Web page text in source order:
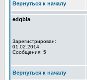
Вернуться к началу
edgbla
Зарегистрирован:
01.02.2014
Сообщения: 5
Вернуться к началу